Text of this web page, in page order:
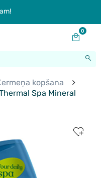
0
kopšana
Spa Mineral